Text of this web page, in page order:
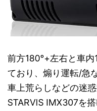
前方180°+左右と車
ており、煽り運転/急
車上荒らしなどの迷
STARVIS IMX307を